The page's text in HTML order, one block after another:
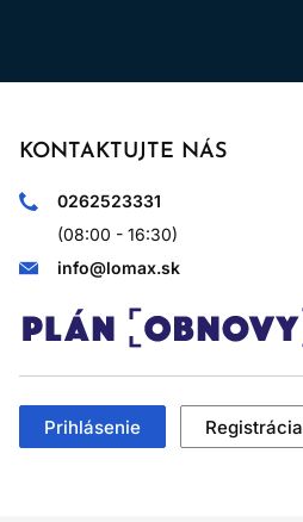
KONTAKTUJTE NÁS
0262523331
(08:00 - 16:30)
info@lomax.sk
Prihlásenie Registrácia